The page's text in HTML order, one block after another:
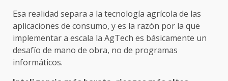
Esa realidad separa a la tecnología agrícola de las
aplicaciones de consumo, y es la razón por la que
implementar a escala la AgTech es básicamente un
desafío de mano de obra, no de programas
informáticos.